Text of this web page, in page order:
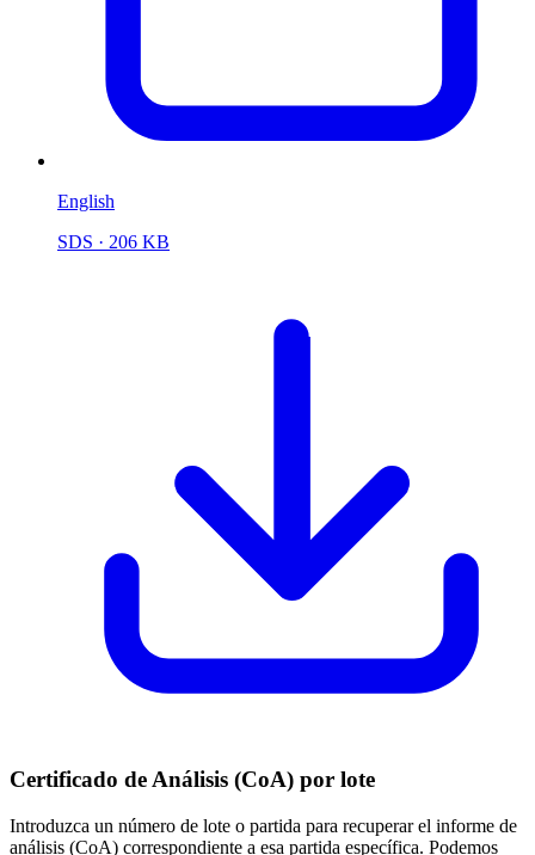
English
SDS · 206 KB
Certificado de Análisis (CoA) por lote
Introduzca un número de lote o partida para recuperar el informe de
análisis (CoA) correspondiente a esa partida específica. Podemos